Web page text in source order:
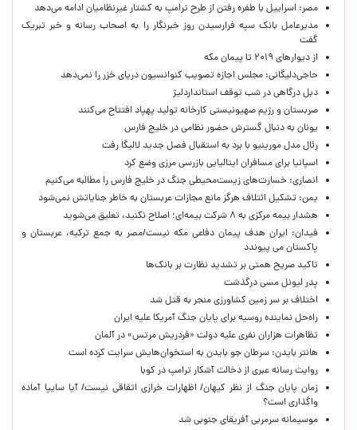
مصر: اسراییل با طفره رفتن از طرح ترامپ به کشتار غیرنظامیان ادامه می‌دهد
مدیرعامل بانک سپه فرارسیدن روز خبرنگار را به اصحاب رسانه و خبر تبریک
گفت
از دیوارهای ۲۰۱۹ تا پیمان مکه
حاجی‌دلیگانی: مجلس اجازه تصویب کنوانسیون دریای خزر را نمی‌دهد
دبل درگاهی در شب توقف استانداردلیژ
صربستان و رژیم صهیونیستی کارخانه تولید پهپاد افتتاح می‌کنند
یونان به دنبال گسترش حضور نظامی در خلیج فارس
رئال مدل مورینیو با برد به استقبال فصل جدید لالیگا رفت
اسپانیا برای مسافران ایتالیایی بازرسی مرزی وضع کرد
انصاری: خسارت‌های زیست‌محیطی جنگ در خلیج فارس را مطالبه‌ می‌کنیم
یمن: تشکیل ائتلاف هرگز مانع مجازات عربستان به خاطر جنایاتش نمی‌شود
هشدار بیمه مرکزی به ۸ شرکت بیمه‌ای؛ اصلاح نکنید، تعلیق می‌شوید
فیدان: ایران هدف پیمان دفاعی مکه نیست/مصر به جمع ترکیه، عربستان و
پاکستان می پیوندد
تاکید صریح همتی بر تشدید نظارت بر بانک‌ها
پدر لیونل مسی درگذشت
اختلاف بر سر زمین کشاورزی منجر به قتل شد
راه‌حل نماینده روسیه برای پایان جنگ آمریکا علیه ایران
تظاهرات هزاران نفری علیه دولت «فردریش مرتس» در آلمان
هانتر بایدن: سرطان جو بایدن به استخوان‌هایش سرایت کرده است
روایت رسانه عبری از دخالت آشکار ترامپ در کوبا
زمان پایان جنگ از نظر کیهان/ اظهارات خرازی اتفاقی نیست/ آیا سایپا آماده
واگذاری است؟
موسیمانه سرمربی آفریقای جنوبی شد